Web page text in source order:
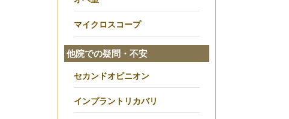
マイクロスコープ
他院での疑問・不安
セカンドオピニオン
インプラントリカバリ